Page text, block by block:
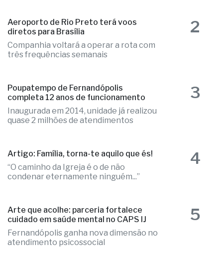
Aeroporto de Rio Preto terá voos
diretos para Brasília
Companhia voltará a operar a rota com
três frequências semanais
2
Poupatempo de Fernandópolis
completa 12 anos de funcionamento
Inaugurada em 2014, unidade já realizou
quase 2 milhões de atendimentos
3
Artigo: Família, torna-te aquilo que és!
“O caminho da Igreja é o de não
condenar eternamente ninguém...”
4
Arte que acolhe: parceria fortalece
cuidado em saúde mental no CAPS IJ
Fernandópolis ganha nova dimensão no
atendimento psicossocial
5